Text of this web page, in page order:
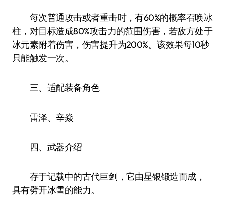
每次普通攻击或者重击时，有60%的概率召唤冰
柱，对目标造成80%攻击力的范围伤害，若敌方处于
冰元素附着伤害，伤害提升为200%。该效果每10秒
只能触发一次。
三、适配装备角色
雷泽、辛焱
四、武器介绍
存于记载中的古代巨剑，它由星银锻造而成，
具有劈开冰雪的能力。